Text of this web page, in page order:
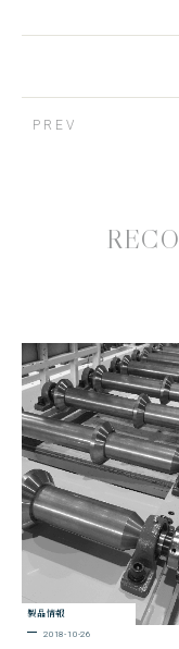
PREV
RECO
製品情報
2018-10-26